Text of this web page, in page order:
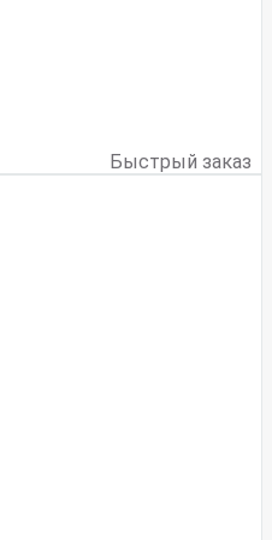
Быстрый заказ